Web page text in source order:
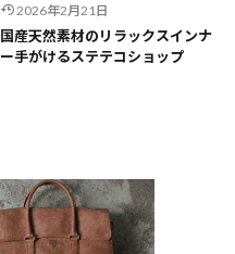
2026年2月21日
国産天然素材のリラックスインナ
ー手がけるステテコショップ